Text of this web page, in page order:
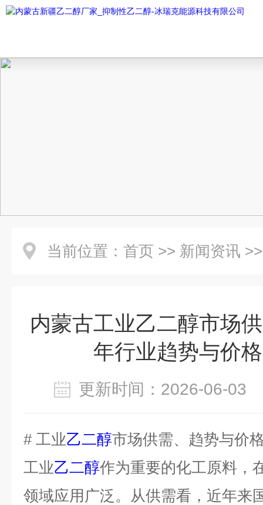
当前位置： 首页 >> 新闻资讯
内蒙古工业乙二醇市场
年行业趋势与价
更新时间：2026-06-
# 工业乙二醇市场供需、趋势与价
工业乙二醇作为重要的化工原料，
领域应用广泛。从供需看，近年来